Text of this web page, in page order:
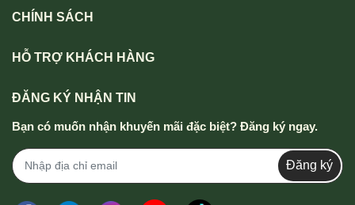
CHÍNH SÁCH
HỖ TRỢ KHÁCH HÀNG
ĐĂNG KÝ NHẬN TIN
Bạn có muốn nhận khuyến mãi đặc biệt? Đăng ký ngay.
Đăng ký